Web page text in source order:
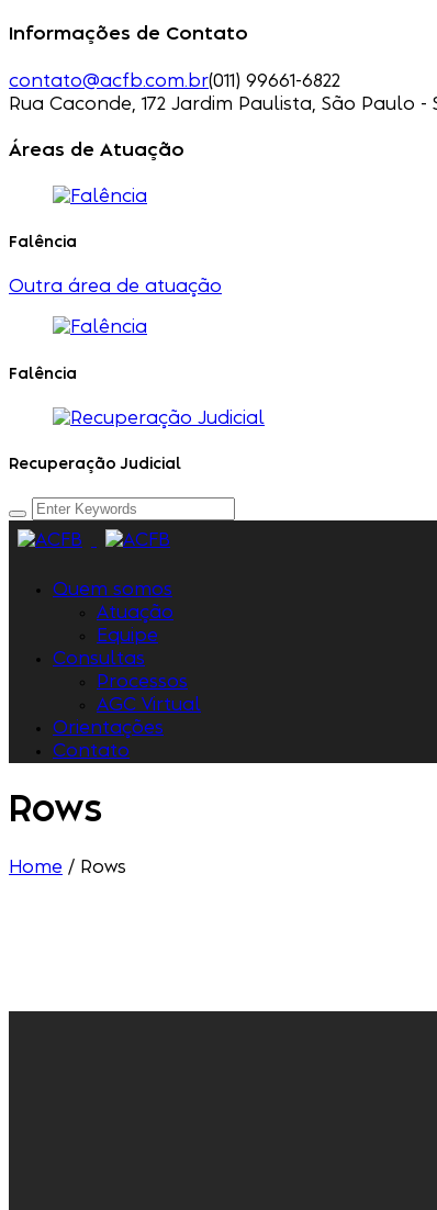
Informações de Contato
contato@acfb.com.br(011) 99661-6822
Rua Caconde, 172 Jardim Paulista, São Paulo -
Áreas de Atuação
Falência
Outra área de atuação
Falência
Recuperação Judicial
Quem somos
Atuação
Equipe
Consultas
Processos
AGC Virtual
Orientações
Contato
Rows
Home / Rows